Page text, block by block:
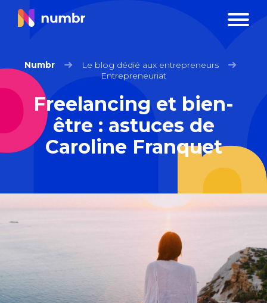
Numbr
Le blog dédié aux entrepreneurs
Entrepreneuriat
Freelancing et bien-
être : astuces de
Caroline Franquet